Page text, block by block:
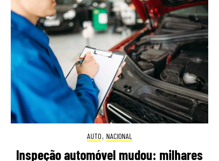
AUTO, NACIONAL
Inspeção automóvel mudou: milhares